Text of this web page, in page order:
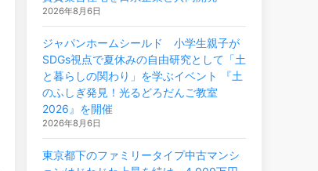
2026年8月6日
ジャパンホームシールド 小学生親子が
SDGs視点で夏休みの自由研究として「土
と暮らしの関わり」を学ぶイベント 『土
のふしぎ発見！光るどろだんご教室
2026』を開催
2026年8月6日
東京都下のファミリータイプ中古マンシ